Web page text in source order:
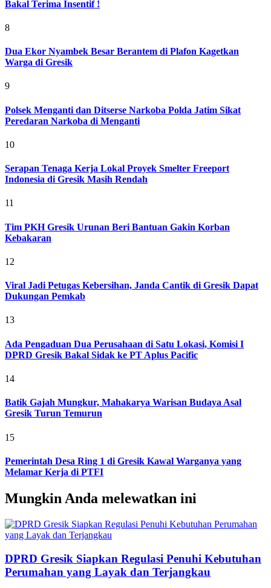
Bakal Terima Insentif !
8
Dua Ekor Nyambek Besar Berantem di Plafon Kagetkan
Warga di Gresik
9
Polsek Menganti dan Ditserse Narkoba Polda Jatim Sikat
Peredaran Narkoba di Menganti
10
Serapan Tenaga Kerja Lokal Proyek Smelter Freeport
Indonesia di Gresik Masih Rendah
11
Tim PKH Gresik Urunan Beri Bantuan Gakin Korban
Kebakaran
12
Viral Jadi Petugas Kebersihan, Janda Cantik di Gresik Dapat
Dukungan Pemkab
13
Ada Pengaduan Dua Perusahaan di Satu Lokasi, Komisi I
DPRD Gresik Bakal Sidak ke PT Aplus Pacific
14
Batik Gajah Mungkur, Mahakarya Warisan Budaya Asal
Gresik Turun Temurun
15
Pemerintah Desa Ring 1 di Gresik Kawal Warganya yang
Melamar Kerja di PTFI
Mungkin Anda melewatkan ini
DPRD Gresik Siapkan Regulasi Penuhi Kebutuhan
Perumahan yang Layak dan Terjangkau